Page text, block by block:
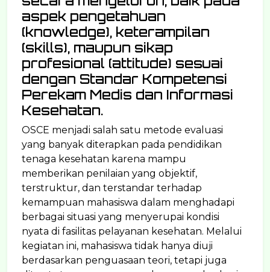
aspek pengetahuan
(knowledge), keterampilan
(skills), maupun sikap
profesional (attitude) sesuai
dengan Standar Kompetensi
Perekam Medis dan Informasi
Kesehatan.
OSCE menjadi salah satu metode evaluasi
yang banyak diterapkan pada pendidikan
tenaga kesehatan karena mampu
memberikan penilaian yang objektif,
terstruktur, dan terstandar terhadap
kemampuan mahasiswa dalam menghadapi
berbagai situasi yang menyerupai kondisi
nyata di fasilitas pelayanan kesehatan. Melalui
kegiatan ini, mahasiswa tidak hanya diuji
berdasarkan penguasaan teori, tetapi juga